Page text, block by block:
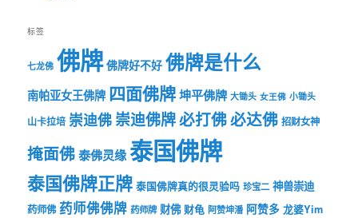
标签
七龙佛 佛牌 佛牌好不好 佛牌是什么
南帕亚女王佛牌 四面佛牌坤平佛牌 大锄头 女王佛 小锄头
山卡拉培 崇迪佛崇迪佛牌必打佛必达佛 招财女神
掩面佛泰佛灵缘泰国佛牌
泰国佛牌正牌 泰国佛牌真的很灵验吗 珍宝二 神兽崇迪
药师佛 药师佛佛牌 药师牌 财佛 财龟 阿赞坤潘 阿赞多 龙婆Yim